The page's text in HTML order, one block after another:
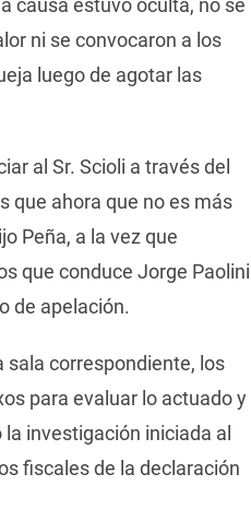
causa estuvo oculta, no se
ni se convocaron a los
luego de agotar las
al Sr. Scioli a través del
que ahora que no es más
Peña, a la vez que
que conduce Jorge Paolini
de apelación.
sala correspondiente, los
para evaluar lo actuado y
investigación iniciada al
fiscales de la declaración